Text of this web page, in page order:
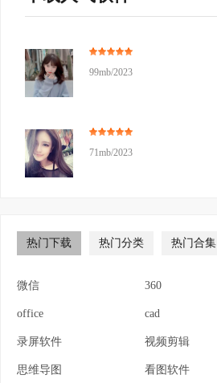
99mb/2023
71mb/2023
热门下载 热门分类 热门合集
微信 360
office cad
录屏软件 视频剪辑
思维导图 看图软件